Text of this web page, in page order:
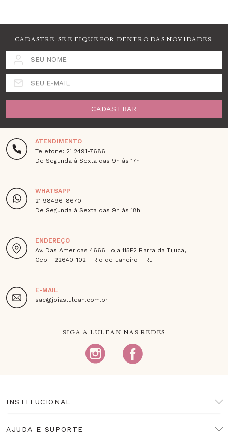
CADASTRE-SE E FIQUE POR DENTRO DAS NOVIDADES.
SEU NOME
SEU E-MAIL
CADASTRAR
ATENDIMENTO
Telefone: 21 2491-7686
De Segunda à Sexta das 9h às 17h
WHATSAPP
21 98496-8670
De Segunda à Sexta das 9h às 18h
ENDEREÇO
Av. Das Americas 4666 Loja 115E2 Barra da Tijuca,
Cep - 22640-102 - Rio de Janeiro - RJ
E-MAIL
sac@joiaslulean.com.br
SIGA A LULEAN NAS REDES
INSTITUCIONAL
AJUDA E SUPORTE